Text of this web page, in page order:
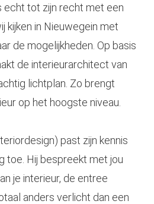
echt tot zijn recht met een
kijken in Nieuwegein met
de mogelijkheden. Op basis
de interieurarchitect van
lichtplan. Zo brengt
op het hoogste niveau.
past zijn kennis
toe. Hij bespreekt met jou
je interieur, de entree
anders verlicht dan een